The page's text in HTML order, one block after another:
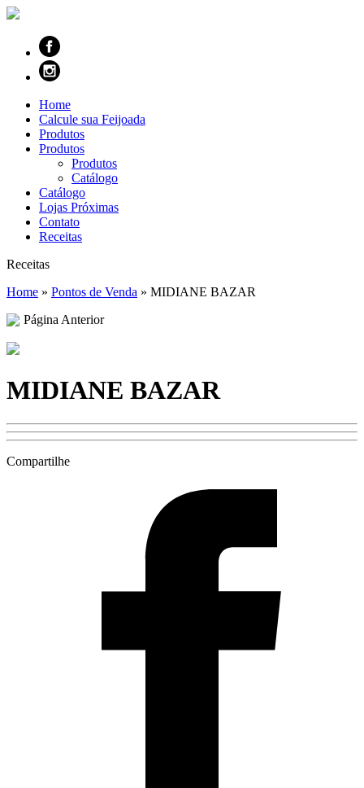
Home
Calcule sua Feijoada
Produtos
Produtos
Produtos
Catálogo
Catálogo
Lojas Próximas
Contato
Receitas
Receitas
Home » Pontos de Venda » MIDIANE BAZAR
Página Anterior
MIDIANE BAZAR
Compartilhe